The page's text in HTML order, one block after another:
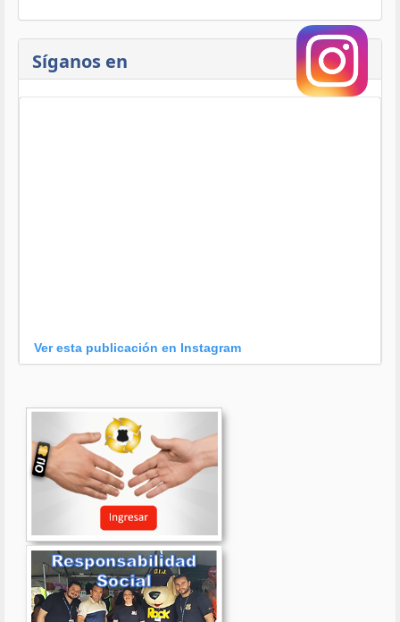
Síganos en
Ver esta publicación en Instagram